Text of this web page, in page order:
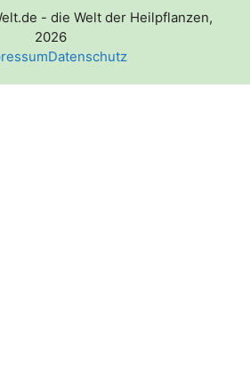
- die Welt der Heilpflanzen,
2026
Datenschutz